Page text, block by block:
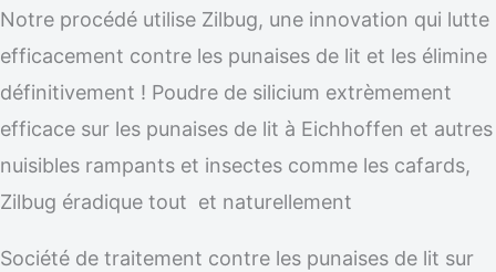
Notre procédé utilise Zilbug, une innovation qui lutte
efficacement contre les punaises de lit et les élimine
définitivement ! Poudre de silicium extrèmement
efficace sur les punaises de lit à Eichhoffen et autres
nuisibles rampants et insectes comme les cafards,
Zilbug éradique tout et naturellement
Société de traitement contre les punaises de lit sur